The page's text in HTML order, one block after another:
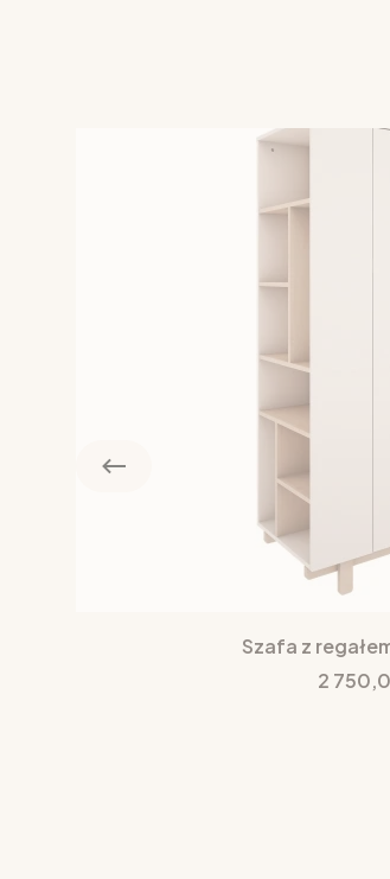
Szafa z
Cena
2